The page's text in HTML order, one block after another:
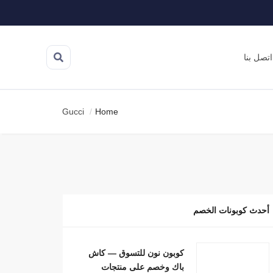
اتصل بنا
Home
Gucci
أحدث كوبونات الخصم
كوبون نون للتسوق — كاش
باك وخصم على منتجات